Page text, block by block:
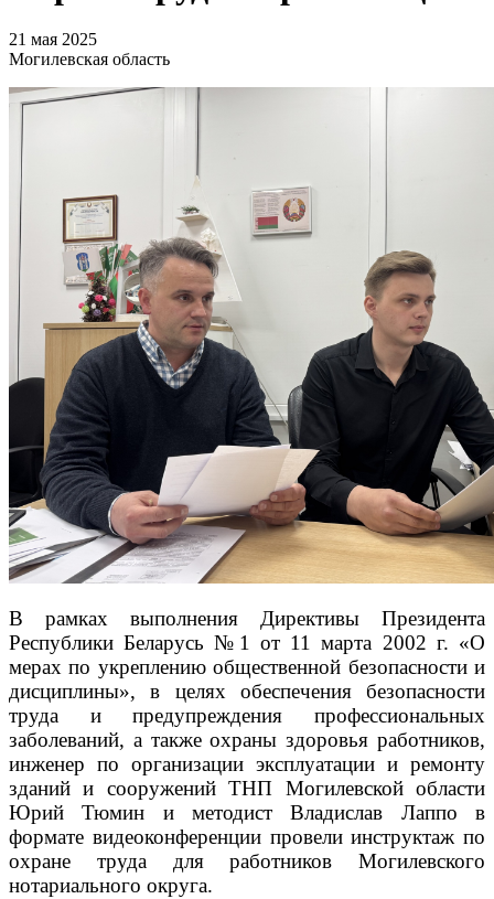
21 мая 2025
Могилевская область
В рамках выполнения Директивы Президента
Республики Беларусь №1 от 11 марта 2002 г. «О
мерах по укреплению общественной безопасности и
дисциплины», в целях обеспечения безопасности
труда и предупреждения профессиональных
заболеваний, а также охраны здоровья работников,
инженер по организации эксплуатации и ремонту
зданий и сооружений ТНП Могилевской области
Юрий Тюмин и методист Владислав Лаппо в
формате видеоконференции провели инструктаж по
охране труда для работников Могилевского
нотариального округа.